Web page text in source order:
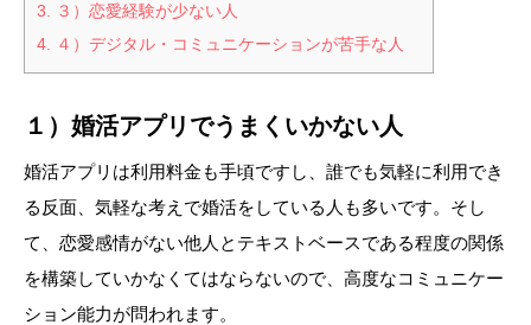
3. ３）恋愛経験が少ない人
4. ４）デジタル・コミュニケーションが苦手な人
１）婚活アプリでうまくいかない人
婚活アプリは利用料金も手頃ですし、誰でも気軽に利用でき
る反面、気軽な考えで婚活をしている人も多いです。そし
て、恋愛感情がない他人とテキストベースである程度の関係
を構築していかなくてはならないので、高度なコミュニケー
ション能力が問われます。